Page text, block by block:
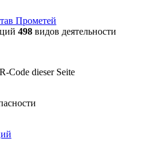
498 видов деятельности